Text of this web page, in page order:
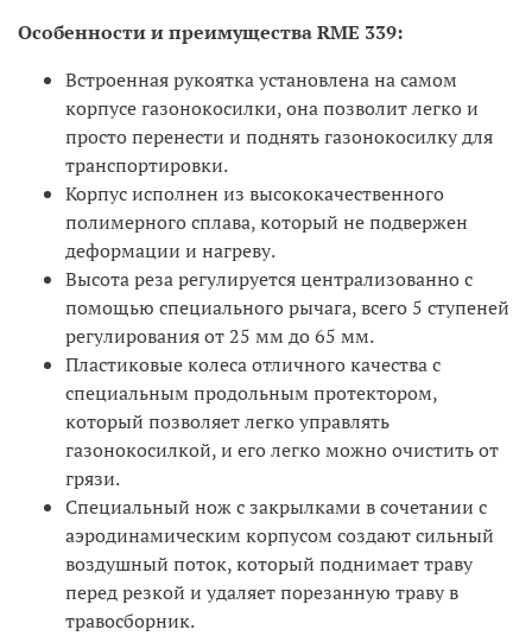
Особенности и преимущества RME 339:
Встроенная рукоятка установлена на самом
корпусе газонокосилки, она позволит легко и
просто перенести и поднять газонокосилку для
транспортировки.
Корпус исполнен из высококачественного
полимерного сплава, который не подвержен
деформации и нагреву.
Высота реза регулируется централизованно с
помощью специального рычага, всего 5 ступеней
регулирования от 25 мм до 65 мм.
Пластиковые колеса отличного качества с
специальным продольным протектором,
который позволяет легко управлять
газонокосилкой, и его легко можно очистить от
грязи.
Специальный нож с закрылками в сочетании с
аэродинамическим корпусом создают сильный
воздушный поток, который поднимает траву
перед резкой и удаляет порезанную траву в
травосборник.